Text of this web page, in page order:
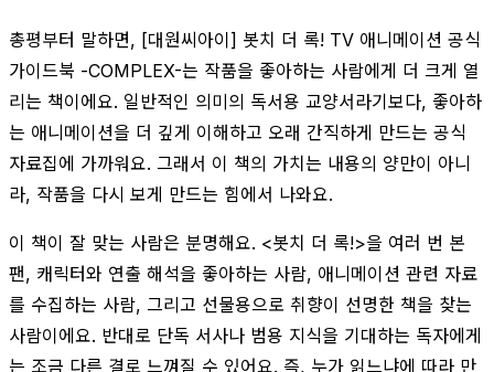
총평부터 말하면, [대원씨아이] 봇치 더 록! TV 애니메이션 공식
가이드북 -COMPLEX-는 작품을 좋아하는 사람에게 더 크게 열
리는 책이에요. 일반적인 의미의 독서용 교양서라기보다, 좋아하
는 애니메이션을 더 깊게 이해하고 오래 간직하게 만드는 공식
자료집에 가까워요. 그래서 이 책의 가치는 내용의 양만이 아니
라, 작품을 다시 보게 만드는 힘에서 나와요.
이 책이 잘 맞는 사람은 분명해요. <봇치 더 록!>을 여러 번 본
팬, 캐릭터와 연출 해석을 좋아하는 사람, 애니메이션 관련 자료
를 수집하는 사람, 그리고 선물용으로 취향이 선명한 책을 찾는
사람이에요. 반대로 단독 서사나 범용 지식을 기대하는 독자에게
는 조금 다른 결로 느껴질 수 있어요. 즉, 누가 읽느냐에 따라 만